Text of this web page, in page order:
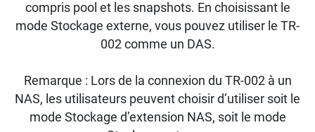
compris pool et les snapshots. En choisissant le
mode Stockage externe, vous pouvez utiliser le TR-
002 comme un DAS.
Remarque : Lors de la connexion du TR-002 à un
NAS, les utilisateurs peuvent choisir d’utiliser soit le
mode Stockage d’extension NAS, soit le mode